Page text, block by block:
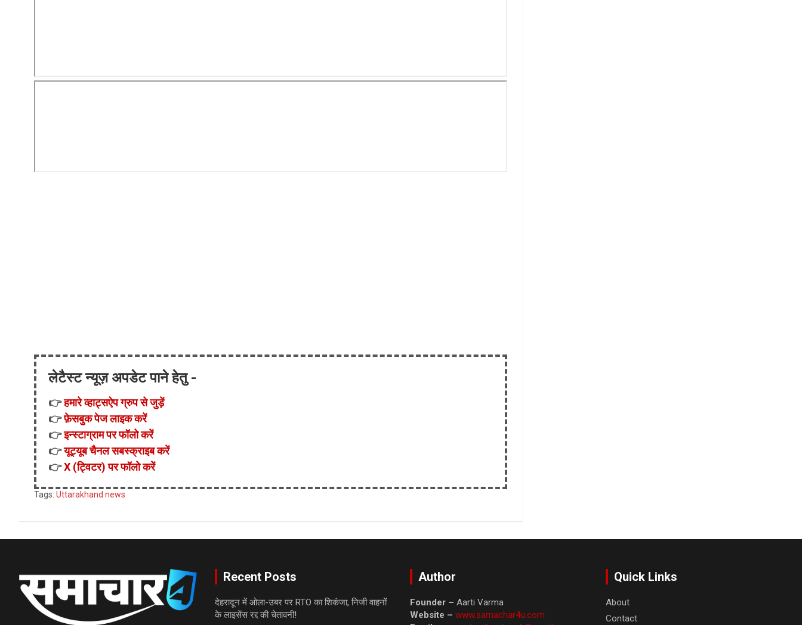
लेटैस्ट न्यूज़ अपडेट पाने हेतु -
👉हमारे व्हाट्सऐप ग्रुप से जुड़ें
👉फ़ेसबुक पेज लाइक करें
👉इन्स्टाग्राम पर फॉलो करें
👉यूट्यूब चैनल सबस्क्राइब करें
👉X (ट्विटर) पर फॉलो करें
Tags: Uttarakhand news
Recent Posts
देहरादून में ओला-उबर पर RTO का शिकंजा, निजी वाहनों
के लाइसेंस रद्द की चेतावनी!
Author
Founder – Aarti Varma
Website – www.samachar4u.com
Quick Links
About
Contact